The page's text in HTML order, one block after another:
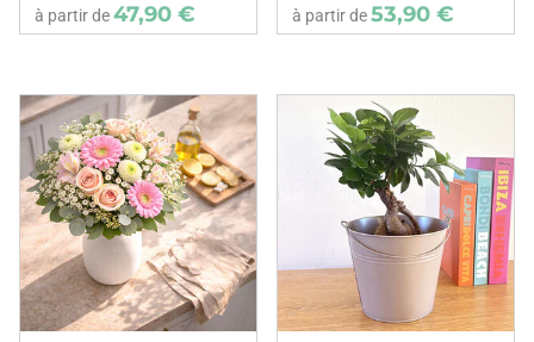
à partir de47,90 € à partir de53,90 €